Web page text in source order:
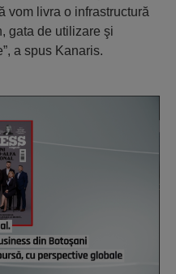
vom livra o infrastructură
gata de utilizare şi
a spus Kanaris.